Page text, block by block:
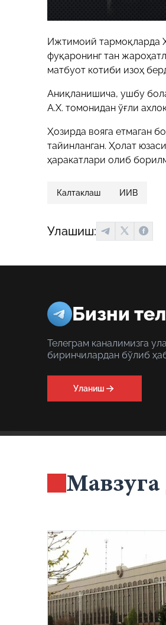
Ижтимоий тармоқларда
фуқаронинг тан
матбуот котиби изоҳ
Аниқланишича, ушбу
A.X. томонидан ўғли
Ҳозирда вояга етмаган
тайинланган. Ҳолат
ҳаракатлари олиб
Калтаклаш ИИВ
Улашиш:
Бизни
Телеграм каналимизга
биринчилардан бўлиб
Уланиш